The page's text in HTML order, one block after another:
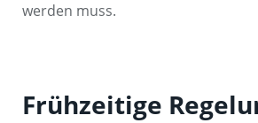
werden muss.
Frühzeitige